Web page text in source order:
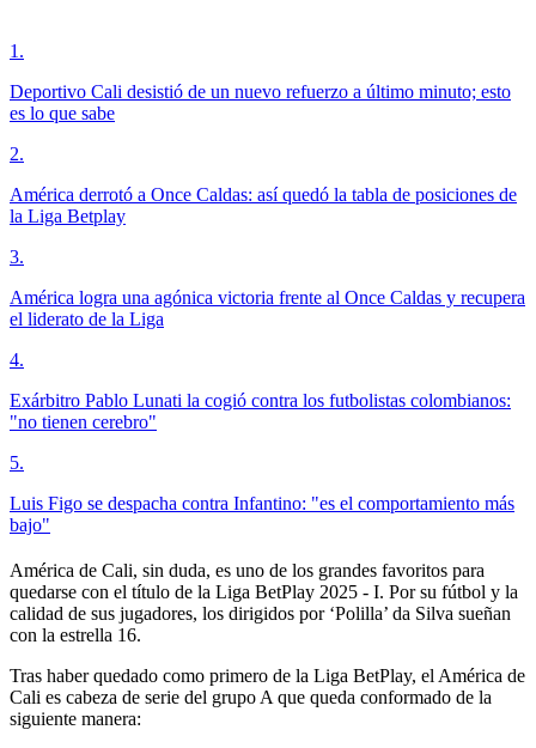
1 .
Deportivo Cali desistió de un nuevo refuerzo a último minuto; esto
es lo que sabe
2.
América derrotó a Once Caldas: así quedó la tabla de posiciones de
la Liga Betplay
3.
América logra una agónica victoria frente al Once Caldas y recupera
el liderato de la Liga
4.
Exárbitro Pablo Lunati la cogió contra los futbolistas colombianos:
"no tienen cerebro"
5.
Luis Figo se despacha contra Infantino: "es el comportamiento más
bajo"
América de Cali, sin duda, es uno de los grandes favoritos para
quedarse con el título de la Liga BetPlay 2025 - I. Por su fútbol y la
calidad de sus jugadores, los dirigidos por ‘Polilla’ da Silva sueñan
con la estrella 16.
Tras haber quedado como primero de la Liga BetPlay, el América de
Cali es cabeza de serie del grupo A que queda conformado de la
siguiente manera: